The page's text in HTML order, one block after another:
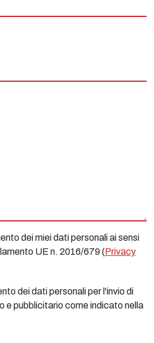
dei miei dati personali ai sensi
UE n. 2016/679 (Privacy
dei dati personali per l'invio di
e pubblicitario come indicato nella